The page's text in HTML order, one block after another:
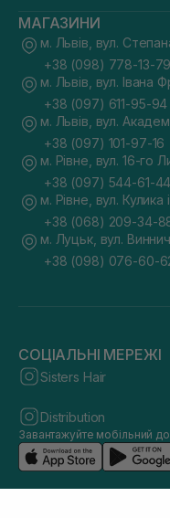
МАГАЗИНИ
м. Львів, вул.
+38 (098) 778-13-79
м. Львів, вул. Івана
+38 (097) 611-95-94
м. Львів, вул.
+38 (097) 101-97-16
м. Рівне, вул. 16-го
+38 (097) 544-61-44
м. Рівне, вул.
+38 (068) 209-34-
м. Луцьк, вул.
+38 (098) 076-60-
СОЦІАЛЬНІ МЕРЕЖІ
Sisters Hair
Distribution
Завантажуйте мобільний